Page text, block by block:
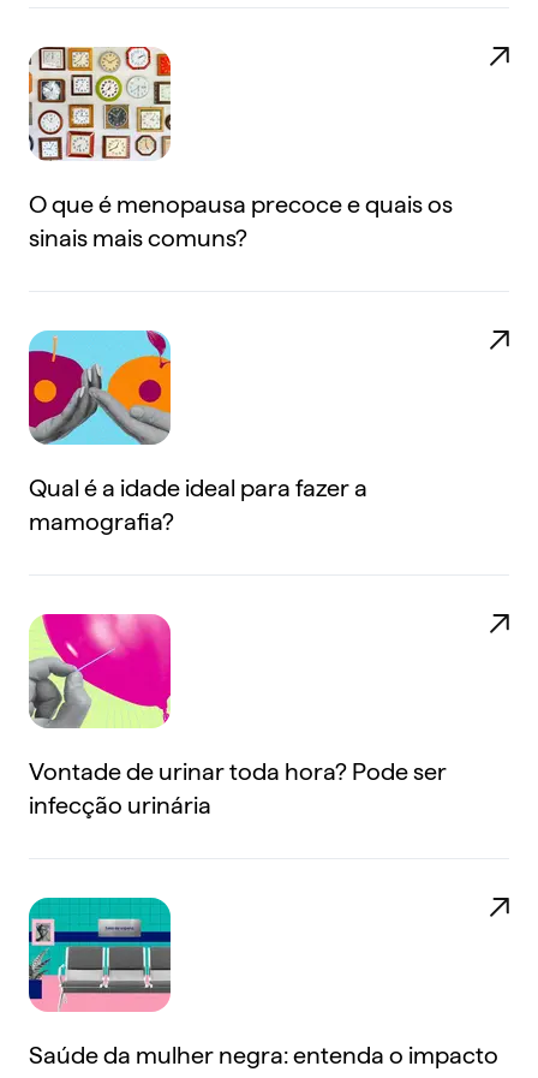
O que é menopausa precoce e quais os
sinais mais comuns?
Qual é a idade ideal para fazer a
mamografia?
Vontade de urinar toda hora? Pode ser
infecção urinária
Saúde da mulher negra: entenda o impacto